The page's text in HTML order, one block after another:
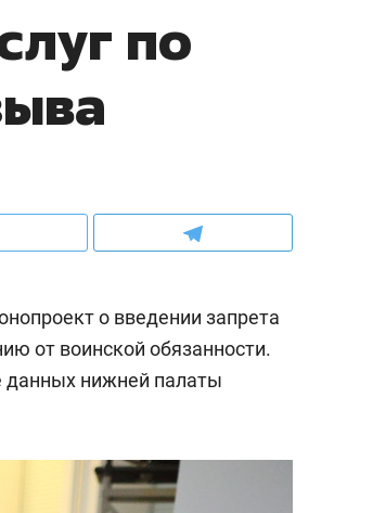
по
о введении запрета
от воинской обязанности.
данных нижней палаты
запросах мастеров
с мебелью за 2
для меня это